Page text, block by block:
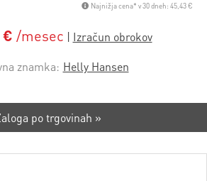
Najnižja cena* v 30 dneh: 45,43 €
€ /mesec
znamka: Helly Hansen
po trgovinah »